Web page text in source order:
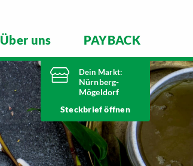
Über uns PAYBACK
Dein Markt:
Nürnberg-
Mögeldorf
Jetzt geschlossen.
Telefonnummer
0911 54340
Laufamholzstraße 40/42
90482 Nürnberg
Steckbrief